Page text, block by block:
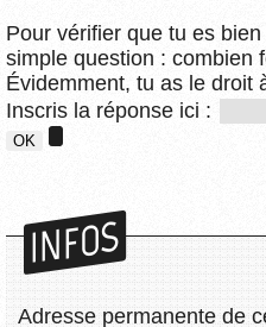
Pour vérifier que tu es
simple question : combien
Évidemment, tu as le droit
Inscris la réponse ici :
INFOS
Adresse permanente de